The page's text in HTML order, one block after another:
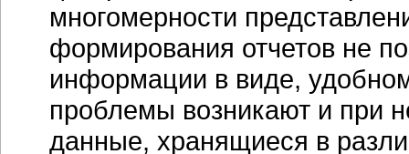
многомерности
формирования отчетов не
информации в виде,
проблемы возникают и при
данные, хранящиеся в